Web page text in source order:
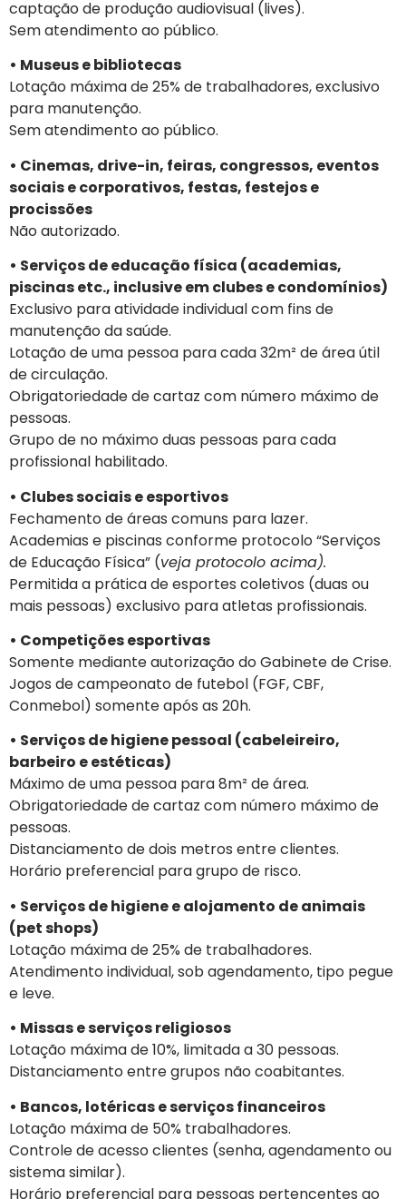
captação de produção audiovisual (lives).
Sem atendimento ao público.
• Museus e bibliotecas
Lotação máxima de 25% de trabalhadores, exclusivo
para manutenção.
Sem atendimento ao público.
• Cinemas, drive-in, feiras, congressos, eventos
sociais e corporativos, festas, festejos e
procissões
Não autorizado.
• Serviços de educação física (academias,
piscinas etc., inclusive em clubes e condomínios)
Exclusivo para atividade individual com fins de
manutenção da saúde.
Lotação de uma pessoa para cada 32m² de área útil
de circulação.
Obrigatoriedade de cartaz com número máximo de
pessoas.
Grupo de no máximo duas pessoas para cada
profissional habilitado.
• Clubes sociais e esportivos
Fechamento de áreas comuns para lazer.
Academias e piscinas conforme protocolo “Serviços
de Educação Física” (veja protocolo acima).
Permitida a prática de esportes coletivos (duas ou
mais pessoas) exclusivo para atletas profissionais.
• Competições esportivas
Somente mediante autorização do Gabinete de Crise.
Jogos de campeonato de futebol (FGF, CBF,
Conmebol) somente após as 20h.
• Serviços de higiene pessoal (cabeleireiro,
barbeiro e estéticas)
Máximo de uma pessoa para 8m² de área.
Obrigatoriedade de cartaz com número máximo de
pessoas.
Distanciamento de dois metros entre clientes.
Horário preferencial para grupo de risco.
• Serviços de higiene e alojamento de animais
(pet shops)
Lotação máxima de 25% de trabalhadores.
Atendimento individual, sob agendamento, tipo pegue
e leve.
• Missas e serviços religiosos
Lotação máxima de 10%, limitada a 30 pessoas.
Distanciamento entre grupos não coabitantes.
• Bancos, lotéricas e serviços financeiros
Lotação máxima de 50% trabalhadores.
Controle de acesso clientes (senha, agendamento ou
sistema similar).
Horário preferencial para pessoas pertencentes ao